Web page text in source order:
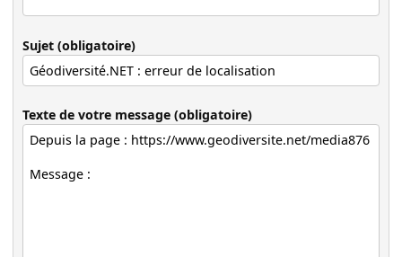
Sujet (obligatoire)
Texte de votre message (obligatoire)